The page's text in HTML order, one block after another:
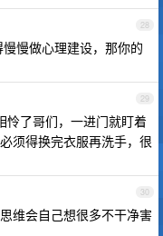
28
慢做心理建设，那你的
29
怜了哥们，一进门就盯着
须得换完衣服再洗手，很
30
维会自己想很多不干净害